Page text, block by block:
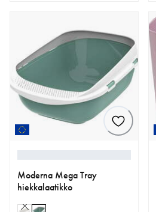
Moderna Mega Tray
hiekkalaatikko